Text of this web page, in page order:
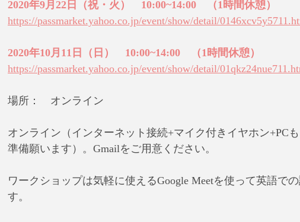
2020年9月22日（祝・火）　10:00~14:00　（1時間休憩）
https://passmarket.yahoo.co.jp/event/show/detail/
2020年10月11日（日）　10:00~14:00　（1時間休憩）
https://passmarket.yahoo.co.jp/event/show/detail/
場所：　オンライン
オンライン（インターネット接続+マイク付きイヤホン+PC
準備願います）。Gmailをご用意ください。
ワークショップは気軽に使えるGoogle Meetを使って英語で
す。